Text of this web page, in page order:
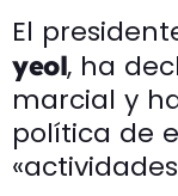
El
yeol, ha
marcial y
política de